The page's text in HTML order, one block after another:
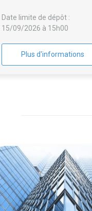
UPAIX 05300
Date limite de dépôt :
15/09/2026 à 15h00
Plus d'informations